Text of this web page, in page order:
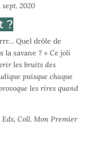
2020
?
Quel drôle de
la savane ? « Ce joli
les bruits des
puisque chaque
les rires quand
Coll. Mon Premier